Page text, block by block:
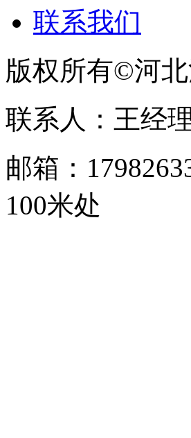
联系我们
版权所有©河
联系人：王经
邮箱：
100米处